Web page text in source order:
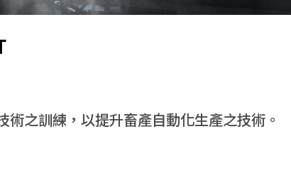
術之訓練，以提升畜產自動化生產之技術。